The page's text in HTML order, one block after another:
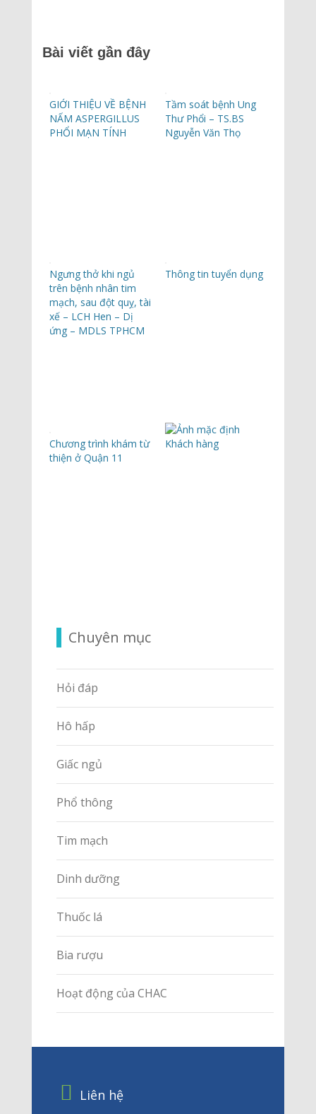
Bài viết gần đây
GIỚI THIỆU VỀ BỆNH
NẤM ASPERGILLUS
PHỔI MẠN TÍNH
Tầm soát bệnh Ung
Thư Phổi – TS.BS
Nguyễn Văn Thọ
Ngưng thở khi ngủ
trên bệnh nhân tim
mạch, sau đột quỵ, tài
xế – LCH Hen – Dị
ứng – MDLS TPHCM
Thông tin tuyển dụng
Chương trình khám từ
thiện ở Quận 11
Khách hàng
Chuyên mục
Hỏi đáp
Hô hấp
Giấc ngủ
Phổ thông
Tim mạch
Dinh dưỡng
Thuốc lá
Bia rượu
Hoạt động của CHAC
Liên hệ